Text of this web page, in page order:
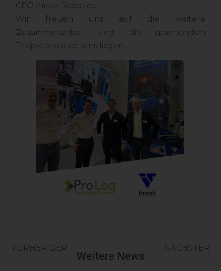
CEO Innok Robotics.
Wir freuen uns auf die weitere
Zusammenarbeit und die spannenden
Projekte, die vor uns liegen.
VORHERIGER NÄCHSTER
Weitere News